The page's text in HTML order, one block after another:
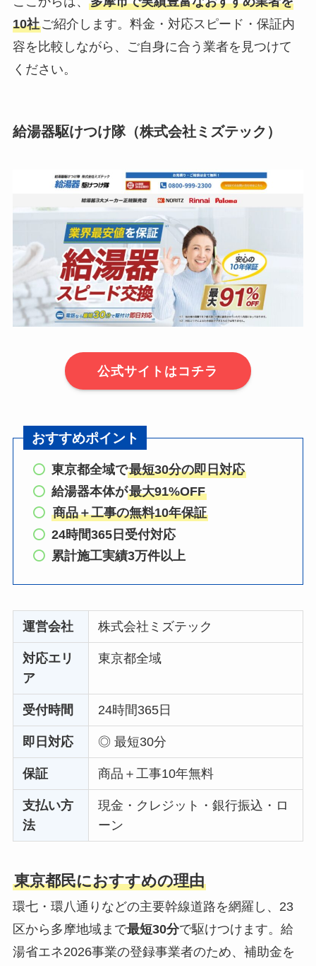
10社ご紹介します。料金・対応スピード・保証内
容を比較しながら、ご自身に合う業者を見つけて
ください。
給湯器駆けつけ隊（株式会社ミズテック）
公式サイトはコチラ
おすすめポイント
東京都全域で最短30分の即日対応
給湯器本体が最大91%OFF
商品＋工事の無料10年保証
24時間365日受付対応
累計施工実績3万件以上
運営会社 株式会社ミズテック
対応エリ
ア
東京都全域
受付時間 24時間365日
即日対応 ◎ 最短30分
保証 商品＋工事10年無料
支払い方
法
現金・クレジット・銀行振込・ロ
ーン
東京都民におすすめの理由
環七・環八通りなどの主要幹線道路を網羅し、23
区から多摩地域まで最短30分で駆けつけます。給
湯省エネ2026事業の登録事業者のため、補助金を